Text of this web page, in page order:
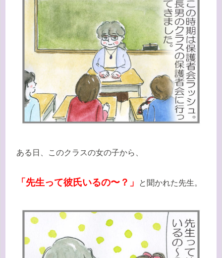
ある日、このクラスの女の子から、
「先生って彼氏いるの〜？」 と聞かれた先生。